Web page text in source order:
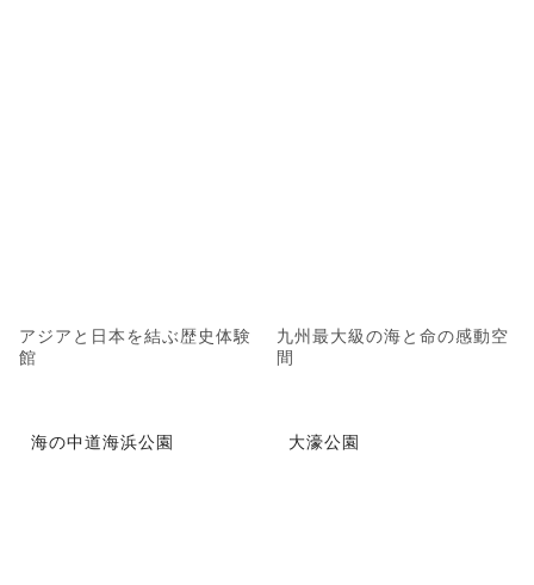
アジアと日本を結ぶ歴史体験
館
九州最大級の海と命の感動空
間
海の中道海浜公園 大濠公園